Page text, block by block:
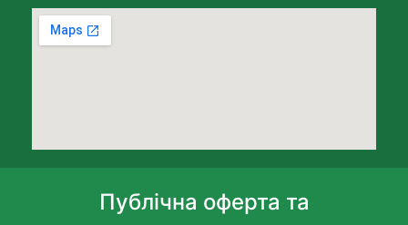
Публічна оферта та